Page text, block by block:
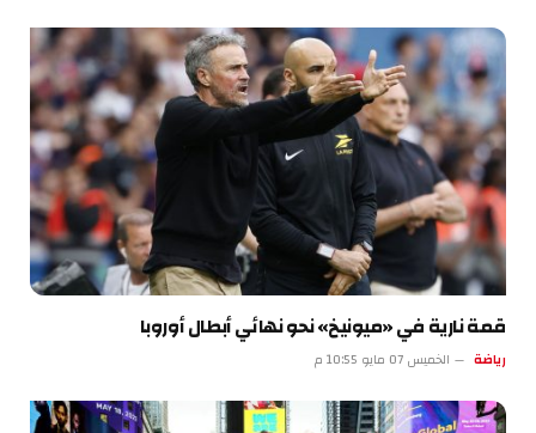
قمة نارية في «ميونيخ» نحو نهائي أبطال أوروبا
رياضة الخميس 07 مايو 10:55 م